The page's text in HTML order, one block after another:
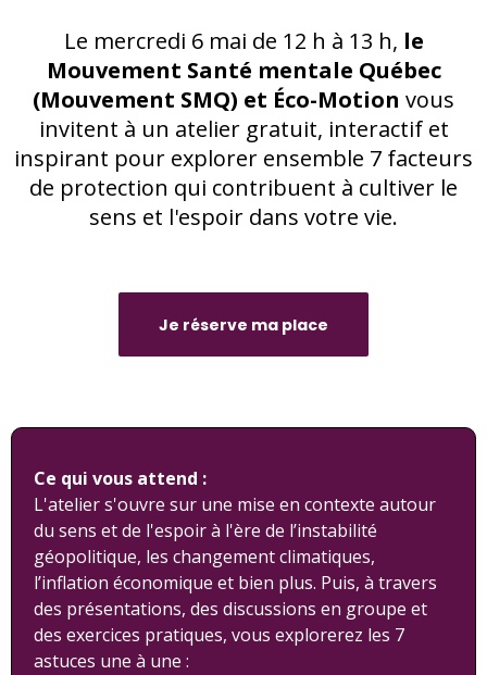
Le mercredi 6 mai de 12 h à 13 h, le
Mouvement Santé mentale Québec
(Mouvement SMQ) et Éco-Motion vous
invitent à un atelier gratuit, interactif et
inspirant pour explorer ensemble 7 facteurs
de protection qui contribuent à cultiver le
sens et l'espoir dans votre vie.
Je réserve ma place
Ce qui vous attend :
L'atelier s'ouvre sur une mise en contexte autour
du sens et de l'espoir à l'ère de l’instabilité
géopolitique, les changement climatiques,
l’inflation économique et bien plus. Puis, à travers
des présentations, des discussions en groupe et
des exercices pratiques, vous explorerez les 7
astuces une à une :